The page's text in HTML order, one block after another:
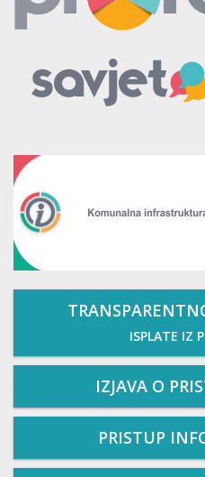
ISPLATE IZ
IZJAVA O
PRISTUP